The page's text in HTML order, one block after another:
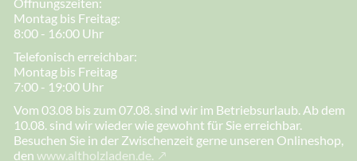
Öffnungszeiten:
Montag bis Freitag:
8:00 - 16:00 Uhr
Telefonisch erreichbar:
Montag bis Freitag
7:00 - 19:00 Uhr
Vom 03.08 bis zum 07.08. sind wir im Betriebsurlaub. Ab dem
10.08. sind wir wieder wie gewohnt für Sie erreichbar.
Besuchen Sie in der Zwischenzeit gerne unseren Onlineshop,
den www.altholzladen.de.